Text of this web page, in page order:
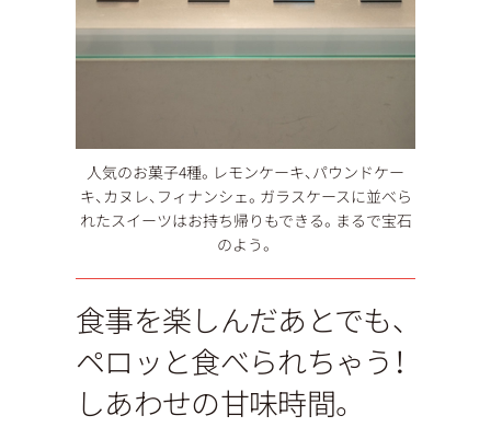
人気のお菓子4種。レモンケーキ、パウンドケー
キ、カヌレ、フィナンシェ。ガラスケースに並べら
れたスイーツはお持ち帰りもできる。まるで宝石
のよう。
食事を楽しんだあとでも、
ペロッと食べられちゃう！
しあわせの甘味時間。